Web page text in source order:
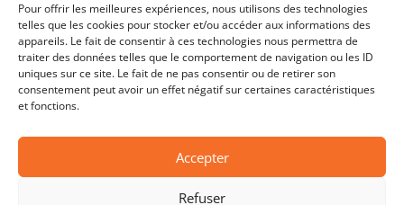
Pour offrir les meilleures expériences, nous utilisons des technologies
telles que les cookies pour stocker et/ou accéder aux informations des
appareils. Le fait de consentir à ces technologies nous permettra de
traiter des données telles que le comportement de navigation ou les ID
uniques sur ce site. Le fait de ne pas consentir ou de retirer son
consentement peut avoir un effet négatif sur certaines caractéristiques
et fonctions.
Accepter
Refuser
Copyright © 2026 Les Chevaliers de l’Oiseau.